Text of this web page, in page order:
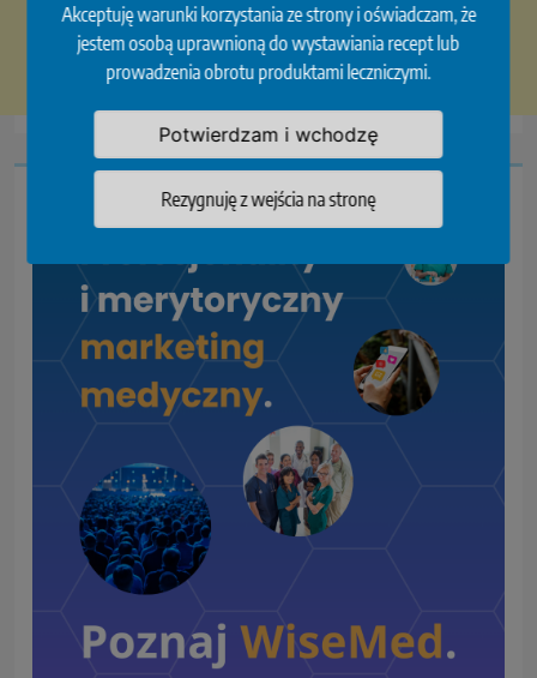
Akceptuję warunki korzystania ze strony i oświadczam, że
jestem osobą uprawnioną do wystawiania recept lub
prowadzenia obrotu produktami leczniczymi.
Potwierdzam i wchodzę
Rezygnuję z wejścia na stronę